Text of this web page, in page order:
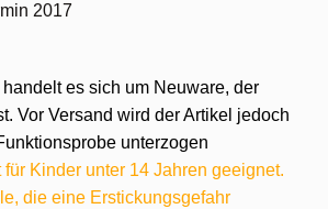
2017
es sich um Neuware, der
Vor Versand wird der Artikel jedoch
unterzogen
Kinder unter 14 Jahren geeignet.
die eine Erstickungsgefahr